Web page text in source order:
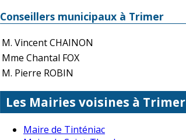
Conseillers municipaux à Trimer
M. Vincent CHAINON
Mme Chantal FOX
M. Pierre ROBIN
Les Mairies voisines à
Maire de Tinténiac